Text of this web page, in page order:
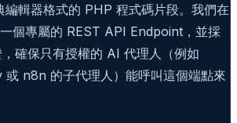
編輯器格式的 PHP 程式碼片段。我們在
個專屬的 REST API Endpoint，並採
確保只有授權的 AI 代理人（例如
n8n 的子代理人）能呼叫這個端點來